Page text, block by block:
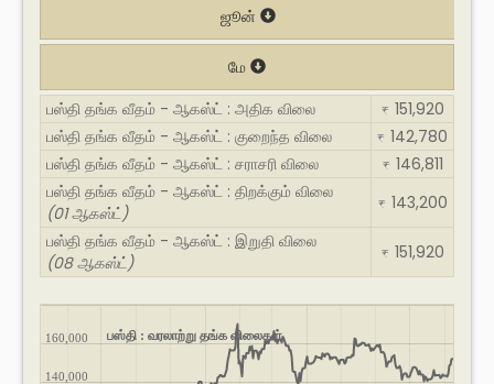
ஜூன்
மே
பஸ்தி தங்க வீதம் - ஆகஸ்ட் : அதிக விலை
₹ 151,920
பஸ்தி தங்க வீதம் - ஆகஸ்ட் : குறைந்த விலை
₹ 142,780
பஸ்தி தங்க வீதம் - ஆகஸ்ட் : சராசரி விலை
₹ 146,811
பஸ்தி தங்க வீதம் - ஆகஸ்ட் : திறக்கும் விலை
(01 ஆகஸ்ட்)
₹ 143,200
பஸ்தி தங்க வீதம் - ஆகஸ்ட் : இறுதி விலை
(08 ஆகஸ்ட்)
₹ 151,920
பஸ்தி : வரலாற்று தங்க விலைகள்
140,000
160,000